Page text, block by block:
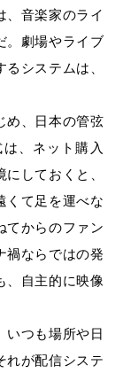
、音楽家のライ
。劇場やライブ
システムは、
め、日本の管弦
、ネット購入
しておくと、
くて足を運べな
てからのファン
禍ならではの発
、自主的に映像
いつも場所や日
れが配信システ